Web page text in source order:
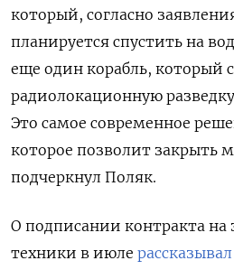
который, согласно
планируется спустить на
еще один корабль, который
радиолокационную
Это самое современное
которое позволит закрыть
подчеркнул Поляк.
О подписании контракта на
техники в июле рассказывал